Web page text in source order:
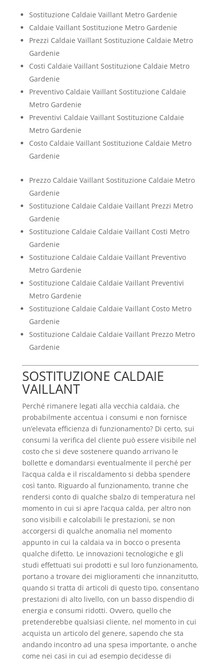
Sostituzione Caldaie Vaillant Metro Gardenie
Caldaie Vaillant Sostituzione Metro Gardenie
Prezzi Caldaie Vaillant Sostituzione Caldaie Metro
Gardenie
Costi Caldaie Vaillant Sostituzione Caldaie Metro
Gardenie
Preventivo Caldaie Vaillant Sostituzione Caldaie
Metro Gardenie
Preventivi Caldaie Vaillant Sostituzione Caldaie
Metro Gardenie
Costo Caldaie Vaillant Sostituzione Caldaie Metro
Gardenie
Prezzo Caldaie Vaillant Sostituzione Caldaie Metro
Gardenie
Sostituzione Caldaie Caldaie Vaillant Prezzi Metro
Gardenie
Sostituzione Caldaie Caldaie Vaillant Costi Metro
Gardenie
Sostituzione Caldaie Caldaie Vaillant Preventivo
Metro Gardenie
Sostituzione Caldaie Caldaie Vaillant Preventivi
Metro Gardenie
Sostituzione Caldaie Caldaie Vaillant Costo Metro
Gardenie
Sostituzione Caldaie Caldaie Vaillant Prezzo Metro
Gardenie
SOSTITUZIONE CALDAIE
VAILLANT
Perché rimanere legati alla vecchia caldaia, che
probabilmente accentua i consumi e non fornisce
un’elevata efficienza di funzionamento? Di certo, sui
consumi la verifica del cliente può essere visibile nel
costo che si deve sostenere quando arrivano le
bollette e domandarsi eventualmente il perché per
l’acqua calda e il riscaldamento si debba spendere
così tanto. Riguardo al funzionamento, tranne che
rendersi conto di qualche sbalzo di temperatura nel
momento in cui si apre l’acqua calda, per altro non
sono visibili e calcolabili le prestazioni, se non
accorgersi di qualche anomalia nel momento
appunto in cui la caldaia va in bocco o presenta
qualche difetto. Le innovazioni tecnologiche e gli
studi effettuati sui prodotti e sul loro funzionamento,
portano a trovare dei miglioramenti che innanzitutto,
quando si tratta di articoli di questo tipo, consentano
prestazioni di alto livello, con un basso dispendio di
energia e consumi ridotti. Ovvero, quello che
pretenderebbe qualsiasi cliente, nel momento in cui
acquista un articolo del genere, sapendo che sta
andando incontro ad una spesa importante, o anche
come nei casi in cui ad esempio decidesse di